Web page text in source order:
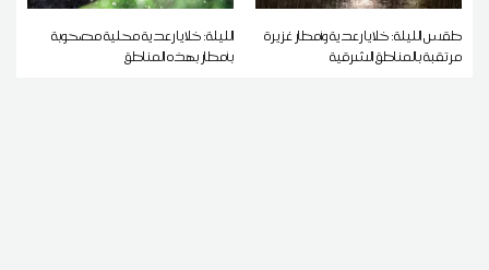
طقس الليلة: خلايا رعدية وأمطار غزيرة
مرتقبة بالمناطق الشرقية
الليلة: خلايا رعدية محلية مصحوبة
بأمطار بهذه المناطق